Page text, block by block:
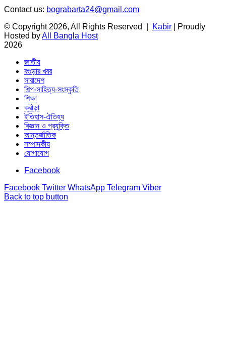
Contact us: bograbarta24@gmail.com
© Copyright 2026, All Rights Reserved |
Kabir | Proudly
Hosted byAll Bangla Host
2026
জাতীয়
বগুড়ার খবর
সারাদেশ
শিল্প-সাহিত্য-সংস্কৃতি
শিক্ষা
ক্রীড়া
ইতিহাস-ঐতিহ্য
বিজ্ঞান ও প্রযুক্তি
আন্তর্জাতিক
সম্পাদকীয়
যোগাযোগ
Facebook
Facebook Twitter WhatsApp Telegram Viber
Back to top button